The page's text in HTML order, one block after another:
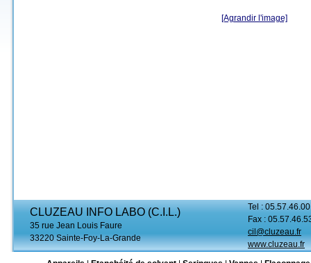
[Agrandir l'image]
CLUZEAU INFO LABO (C.I.L.)
35 rue Jean Louis Faure
33220 Sainte-Foy-La-Grande
Tel :
Fax :
cil@cluzeau.fr
www.cluzeau.fr